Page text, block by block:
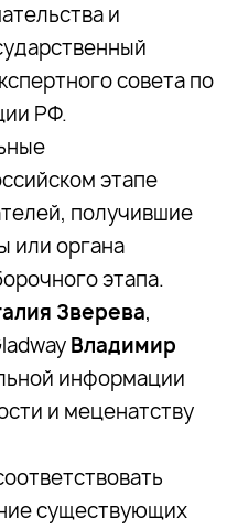
и
совета по
РФ.
этапе
получившие
или органа
этапа.
Зверева,
Владимир
информации
и меценатству
существующих